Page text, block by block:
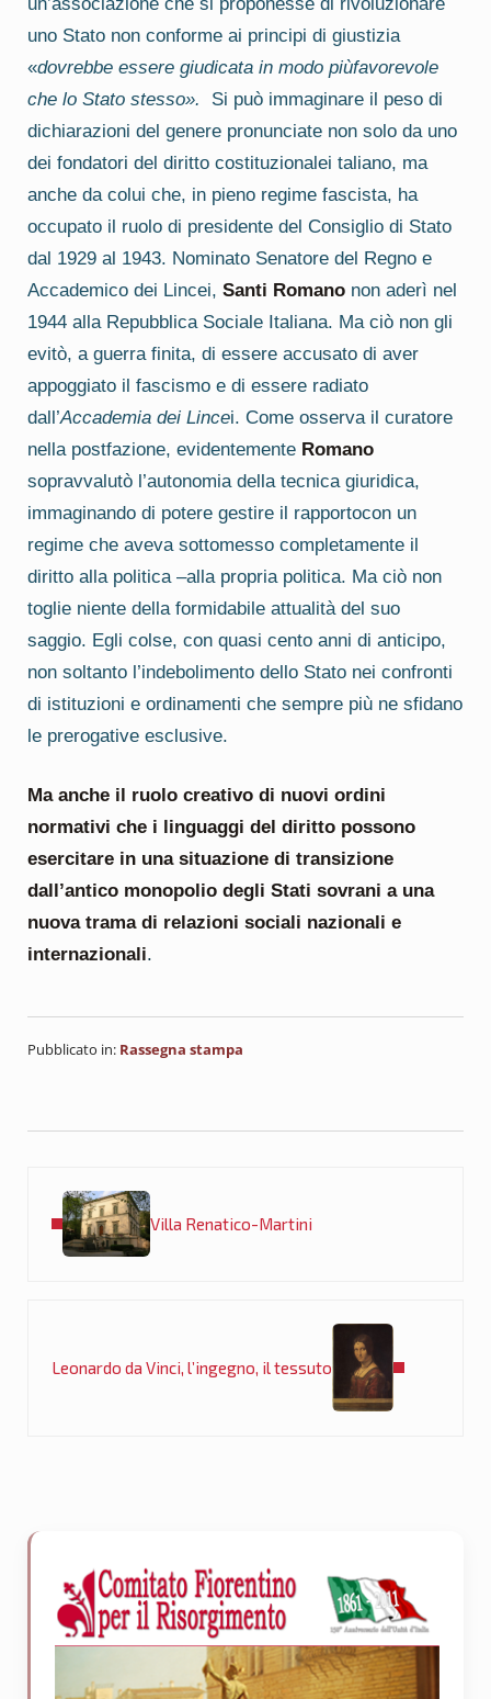
uno Stato non conforme ai principi di giustizia
«dovrebbe essere giudicata in modo piùfavorevole
che lo Stato stesso».
Si può immaginare il peso di
dichiarazioni del genere pronunciate non solo da uno
dei fondatori del diritto costituzionalei taliano, ma
anche da colui che, in pieno regime fascista, ha
occupato il ruolo di presidente del Consiglio di Stato
dal 1929 al 1943. Nominato Senatore del Regno e
Accademico dei Lincei, Santi Romanonon aderì nel
1944 alla Repubblica Sociale Italiana. Ma ciò non gli
evitò, a guerra finita, di essere accusato di aver
appoggiato il fascismo e di essere radiato
dall’Accademia dei Lincei. Come osserva il curatore
nella postfazione, evidentemente Romano
sopravvalutò l’autonomia della tecnica giuridica,
immaginando di potere gestire il rapportocon un
regime che aveva sottomesso completamente il
diritto alla politica –alla propria politica. Ma ciò non
toglie niente della formidabile attualità del suo
saggio. Egli colse, con quasi cento anni di anticipo,
non soltanto l’indebolimento dello Stato nei confronti
di istituzioni e ordinamenti che sempre più ne sfidano
le prerogative esclusive.
Ma anche il ruolo creativo di nuovi ordini
normativi che i linguaggi del diritto possono
esercitare in una situazione di transizione
dall’antico monopolio degli Stati sovrani a una
nuova trama di relazioni sociali nazionali e
internazionali.
Pubblicato in: Rassegna stampa
Villa Renatico-Martini
Leonardo da Vinci, l’ingegno, il tessuto
Sidebar